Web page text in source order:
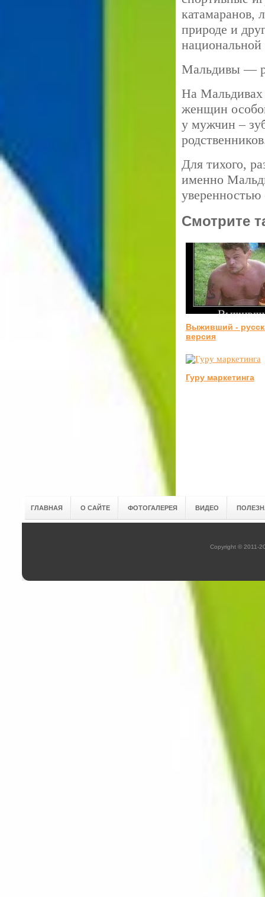
катамаранов,
природе и
Мальдивы —
На
женщин
у мужчин –
Для тихого,
именно
уверенностью
Смотрите
Выживший -
версия
Гуру маркетинга
ГЛАВНАЯ О САЙТЕ ФОТОГАЛЕРЕЯ ВИДЕО
Copyright © 2011-